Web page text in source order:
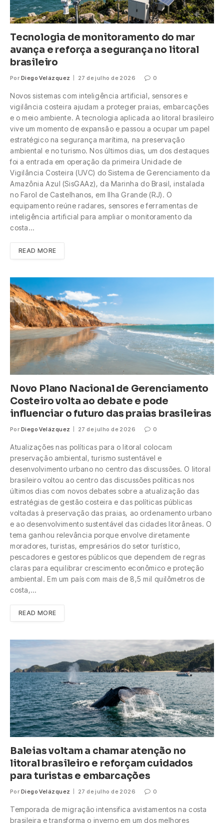
Tecnologia de monitoramento do mar
avança e reforça a segurança no litoral
brasileiro
Por Diego Velázquez 27 de julho de 2026 0
Novos sistemas com inteligência artificial, sensores e
vigilância costeira ajudam a proteger praias, embarcações
e o meio ambiente. A tecnologia aplicada ao litoral brasileiro
vive um momento de expansão e passou a ocupar um papel
estratégico na segurança marítima, na preservação
ambiental e no turismo. Nos últimos dias, um dos destaques
foi a entrada em operação da primeira Unidade de
Vigilância Costeira (UVC) do Sistema de Gerenciamento da
Amazônia Azul (SisGAAz), da Marinha do Brasil, instalada
no Farol de Castelhanos, em Ilha Grande (RJ). O
equipamento reúne radares, sensores e ferramentas de
inteligência artificial para ampliar o monitoramento da
costa…
READ MORE
Novo Plano Nacional de Gerenciamento
Costeiro volta ao debate e pode
influenciar o futuro das praias brasileiras
Por Diego Velázquez 27 de julho de 2026 0
Atualizações nas políticas para o litoral colocam
preservação ambiental, turismo sustentável e
desenvolvimento urbano no centro das discussões. O litoral
brasileiro voltou ao centro das discussões políticas nos
últimos dias com novos debates sobre a atualização das
estratégias de gestão costeira e das políticas públicas
voltadas à preservação das praias, ao ordenamento urbano
e ao desenvolvimento sustentável das cidades litorâneas. O
tema ganhou relevância porque envolve diretamente
moradores, turistas, empresários do setor turístico,
pescadores e gestores públicos que dependem de regras
claras para equilibrar crescimento econômico e proteção
ambiental. Em um país com mais de 8,5 mil quilômetros de
costa,…
READ MORE
Baleias voltam a chamar atenção no
litoral brasileiro e reforçam cuidados
para turistas e embarcações
Por Diego Velázquez 27 de julho de 2026 0
Temporada de migração intensifica avistamentos na costa
brasileira e transforma o inverno em um dos melhores